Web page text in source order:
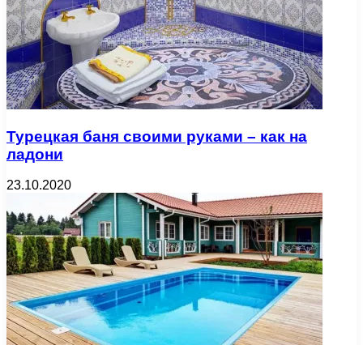
Турецкая баня своими руками – как на
ладони
23.10.2020